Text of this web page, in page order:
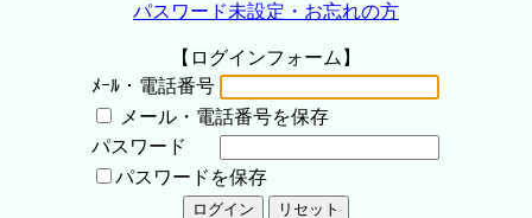
パスワード未設定・お忘れの方
【ログインフォーム】
ﾒｰﾙ・電話番号
メール・電話番号を保存
パスワード
パスワードを保存